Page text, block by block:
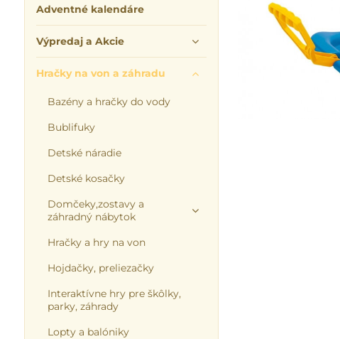
Adventné kalendáre
Výpredaj a Akcie
Hračky na von a záhradu
Bazény a hračky do vody
Bublifuky
Detské náradie
Detské kosačky
Domčeky,zostavy a
záhradný nábytok
Hračky a hry na von
Hojdačky, preliezačky
Interaktívne hry pre škôlky,
parky, záhrady
Lopty a balóniky